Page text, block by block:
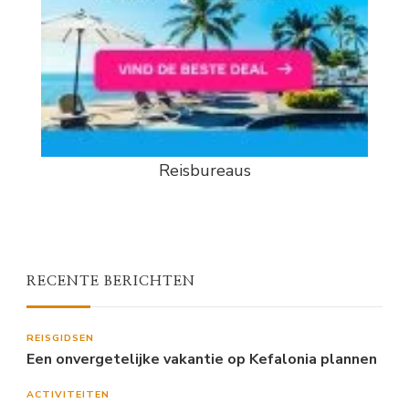
Reisbureaus
RECENTE BERICHTEN
REISGIDSEN
Een onvergetelijke vakantie op Kefalonia plannen
ACTIVITEITEN